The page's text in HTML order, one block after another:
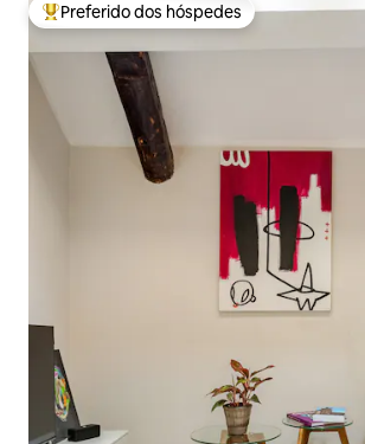
Entre os melhores preferidos dos hóspedes
Preferido dos hóspedes